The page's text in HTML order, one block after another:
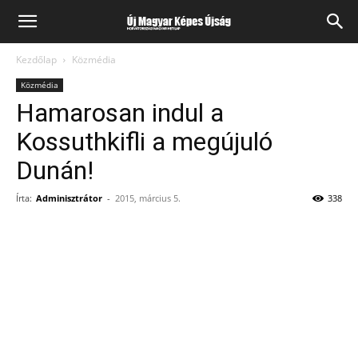
Kezdőlap Közmédia
Közmédia
Hamarosan indul a
Kossuthkifli a megújuló
Dunán!
Írta: Adminisztrátor - 2015, március 5. 338